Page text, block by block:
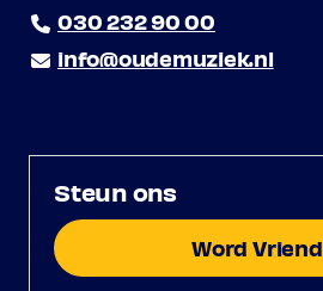
030 232 90 00
info@oudemuziek.nl
Steun ons
Word Vriend